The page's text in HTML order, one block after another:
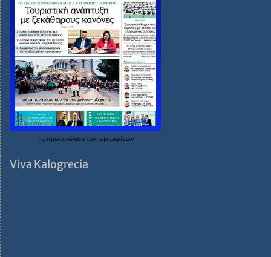
Τα πρωτοσέλιδα των εφημερίδων
Viva Kalogrecia